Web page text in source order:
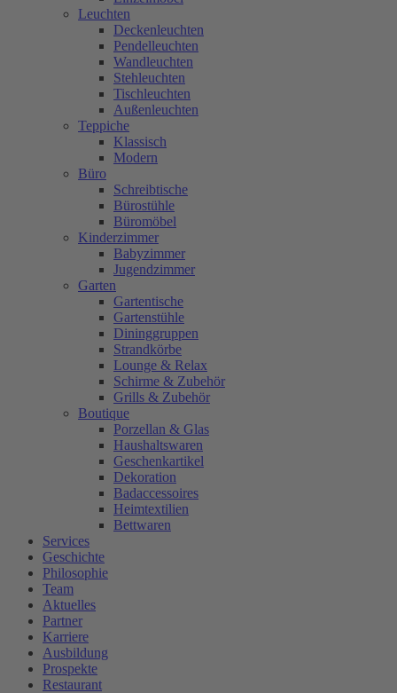
Leuchten
Deckenleuchten
Pendelleuchten
Wandleuchten
Stehleuchten
Tischleuchten
Außenleuchten
Teppiche
Klassisch
Modern
Büro
Schreibtische
Bürostühle
Büromöbel
Kinderzimmer
Babyzimmer
Jugendzimmer
Garten
Gartentische
Gartenstühle
Dininggruppen
Strandkörbe
Lounge & Relax
Schirme & Zubehör
Grills & Zubehör
Boutique
Porzellan & Glas
Haushaltswaren
Geschenkartikel
Dekoration
Badaccessoires
Heimtextilien
Bettwaren
Services
Geschichte
Philosophie
Team
Aktuelles
Partner
Karriere
Ausbildung
Prospekte
Restaurant